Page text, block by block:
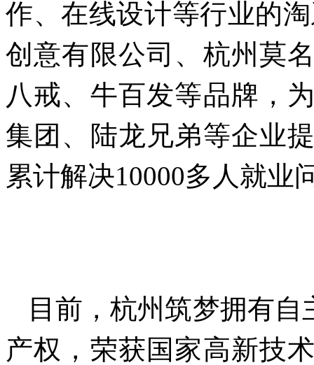
作、在线设计等行业的
创意有限公司、杭州莫
八戒、牛百发等品牌，
集团、陆龙兄弟等企业
累计解决10000多人就业
目前，杭州筑梦拥有
产权，荣获国家高新技